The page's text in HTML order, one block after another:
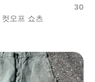
30
오프 쇼츠